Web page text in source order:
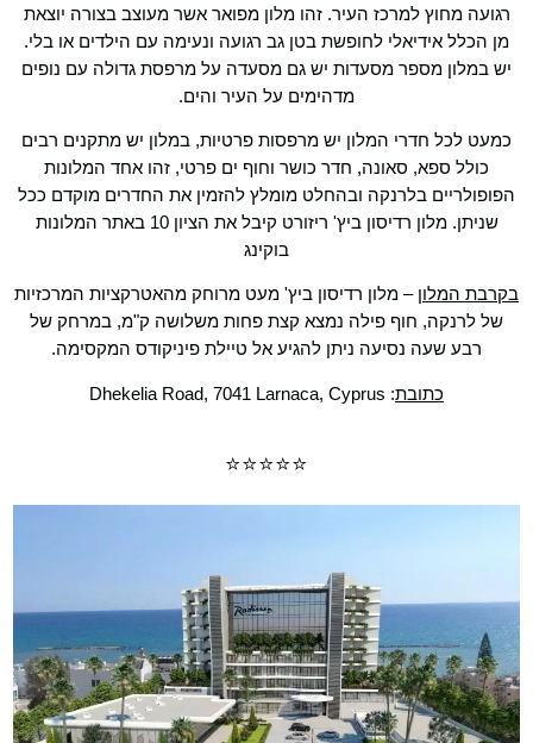
רגועה מחוץ למרכז העיר. זהו מלון מפואר אשר מעוצב בצורה יוצאת
מן הכלל אידיאלי לחופשת בטן גב רגועה ונעימה עם הילדים או בלי.
יש במלון מספר מסעדות יש גם מסעדה על מרפסת גדולה עם נופים
מדהימים על העיר והים.
כמעט לכל חדרי המלון יש מרפסות פרטיות, במלון יש מתקנים רבים
כולל ספא, סאונה, חדר כושר וחוף ים פרטי, זהו אחד המלונות
הפופולריים בלרנקה ובהחלט מומלץ להזמין את החדרים מוקדם ככל
שניתן. מלון רדיסון ביץ' ריזורט קיבל את הציון 10 באתר המלונות
בוקינג
בקרבת המלון – מלון רדיסון ביץ' מעט מרוחק מהאטרקציות המרכזיות
של לרנקה, חוף פילה נמצא קצת פחות משלושה ק"מ, במרחק של
רבע שעה נסיעה ניתן להגיע אל טיילת פיניקודס המקסימה.
כתובת: Dhekelia Road, 7041 Larnaca, Cyprus
⭐⭐⭐⭐⭐